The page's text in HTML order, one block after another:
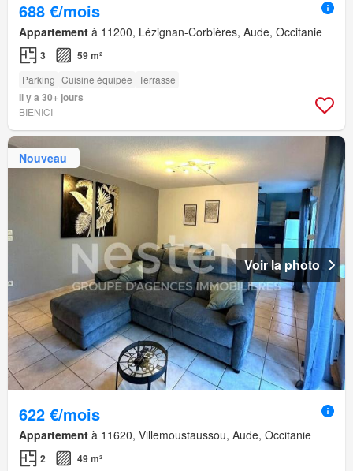
688 €/mois
Appartement à 11200, Lézignan-Corbières, Aude, Occitanie
3 59 m²
Parking Cuisine équipée Terrasse
Il y a 30+ jours
BIENICI
Nouveau
Voir la photo
622 €/mois
Appartement à 11620, Villemoustaussou, Aude, Occitanie
2 49 m²